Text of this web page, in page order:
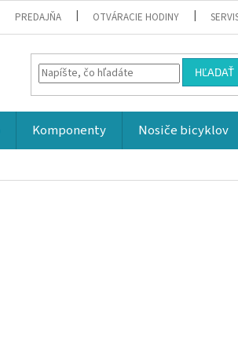
PREDAJŇA OTVÁRACIE HODINY
HĽADAŤ
Komponenty Nosiče bicyklov